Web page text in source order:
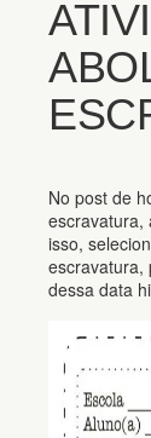
No post de
escravatura,
isso,
escravatura,
dessa data